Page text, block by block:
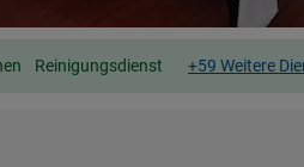
Reinigungsdienst +59 Weitere